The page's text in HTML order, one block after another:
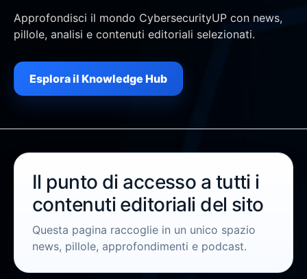
Approfondisci il mondo CybersecurityUP con news,
pillole, analisi e contenuti editoriali selezionati.
Esplora il Knowledge Hub
Il punto di accesso a tutti i
contenuti editoriali del sito
Questa pagina raccoglie in un unico spazio
news, pillole, approfondimenti e podcast.